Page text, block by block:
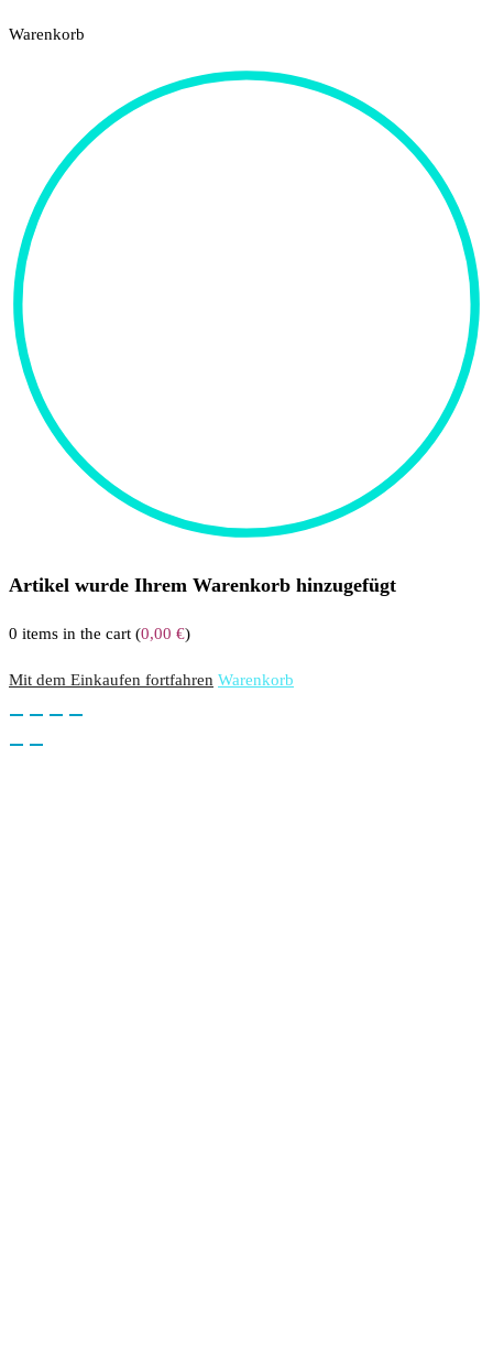
Warenkorb
Artikel wurde Ihrem Warenkorb hinzugefügt
0 items in the cart (0,00 €)
Mit dem Einkaufen fortfahren Warenkorb